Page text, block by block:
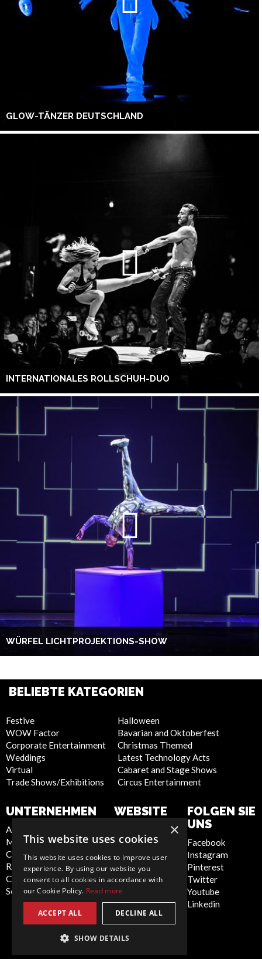
GLOW-TÄNZER DEUTSCHLAND
INTERNATIONALES ROLLSCHUH-DUO
WÜRFEL LICHTPROJEKTIONS-SHOW
BELIEBTE KATEGORIEN
Festive
WOW Factor
Corporate Entertainment
Weddings
Virtual
Trade Shows/Exhibitions
Halloween
Bavarian and Oktoberfest
Christmas Themed
Latest Technology Acts
Cabaret and Stage Shows
Circus Entertainment
UNTERNEHMEN
About Us
Meet the Team
Contact Us
Report Abuse
Compliance Statement -
Seafarers
WEBSITE
Cookie Policy
Artist Sign Up
Terms and
Conditions
Sitemap
FOLGEN SIE
UNS
Facebook
Instagram
Pinterest
Twitter
Youtube
Linkedin
×
This website uses cookies
This website uses cookies to improve user
experience. By using our website you
consent to all cookies in accordance with
our Cookie Policy. Read more
ACCEPT ALL DECLINE ALL
SHOW DETAILS